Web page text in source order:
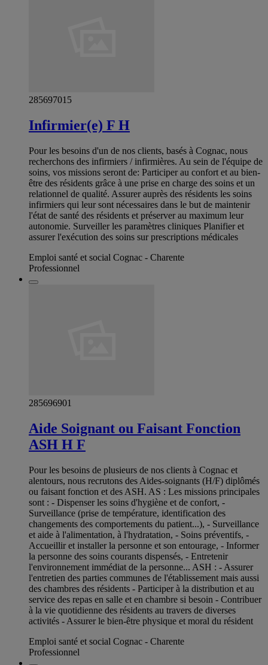
285697015
Infirmier(e) F H
Pour les besoins d'un de nos clients, basés à Cognac, nous
recherchons des infirmiers / infirmières. Au sein de l'équipe de
soins, vos missions seront de: Participer au confort et au bien-
être des résidents grâce à une prise en charge des soins et un
relationnel de qualité. Assurer auprès des résidents les soins
infirmiers qui leur sont nécessaires dans le but de maintenir
l'état de santé des résidents et préserver au maximum leur
autonomie. Surveiller les paramètres cliniques Planifier et
assurer l'exécution des soins sur prescriptions médicales
Emploi santé et social Cognac - Charente
Professionnel
285696901
Aide Soignant ou Faisant Fonction
ASH H F
Pour les besoins de plusieurs de nos clients à Cognac et
alentours, nous recrutons des Aides-soignants (H/F) diplômés
ou faisant fonction et des ASH. AS : Les missions principales
sont : - Dispenser les soins d'hygiène et de confort, -
Surveillance (prise de température, identification des
changements des comportements du patient...), - Surveillance
et aide à l'alimentation, à l'hydratation, - Soins préventifs, -
Accueillir et installer la personne et son entourage, - Informer
la personne des soins courants dispensés, - Entretenir
l'environnement immédiat de la personne... ASH : - Assurer
l'entretien des parties communes de l'établissement mais aussi
des chambres des résidents - Participer à la distribution et au
service des repas en salle et en chambre si besoin - Contribuer
à la vie quotidienne des résidents au travers de diverses
activités - Assurer le bien-être physique et moral du résident
Emploi santé et social Cognac - Charente
Professionnel